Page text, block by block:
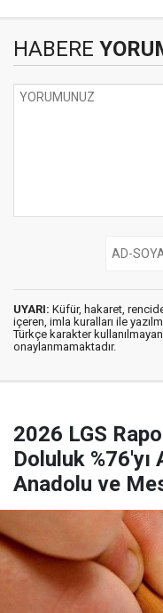
HABERE
UYARI: Küfür, hakaret,
içeren, imla kuralları ile
Türkçe karakter
onaylanmamaktadır.
2026 LGS
Doluluk %76'yı
Anadolu ve